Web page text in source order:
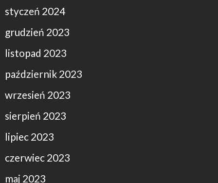
styczeń 2024
grudzień 2023
listopad 2023
październik 2023
wrzesień 2023
sierpień 2023
lipiec 2023
czerwiec 2023
maj 2023